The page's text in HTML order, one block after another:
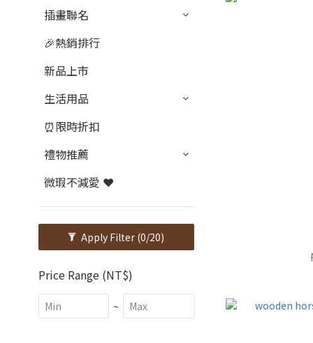
插畫聯名
🎉熱銷排行
新品上市
生活用品
⏰限時折扣
禮物推薦
微瑕不減愛 ❤️
Apply Filter (0/20)
Price Range (NT$)
~